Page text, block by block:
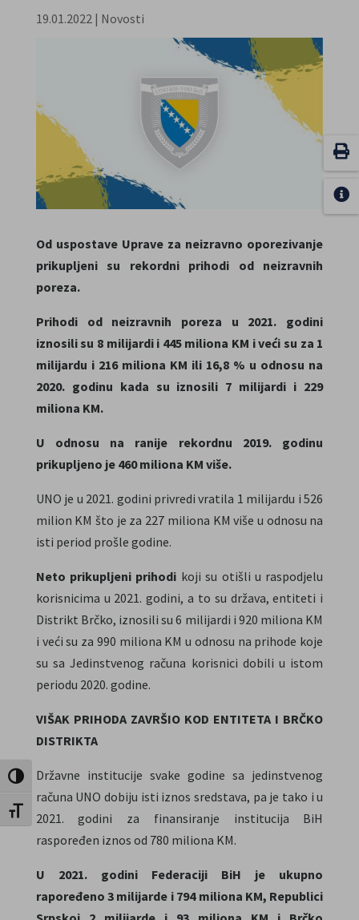
Uključi / isključi visoki kontrast
Uključi / isključi veličinu fonta
19.01.2022 | Novosti
Od uspostave Uprave za neizravno oporezivanje
prikupljeni su rekordni prihodi od neizravnih
poreza.
Prihodi od neizravnih poreza u 2021. godini
iznosili su 8 milijardi i 445 miliona KM i veći su za 1
milijardu i 216 miliona KM ili 16,8 % u odnosu na
2020. godinu kada su iznosili 7 milijardi i 229
miliona KM.
U odnosu na ranije rekordnu 2019. godinu
prikupljeno je 460 miliona KM više.
UNO je u 2021. godini privredi vratila 1 milijardu i 526
milion KM što je za 227 miliona KM više u odnosu na
isti period prošle godine.
Neto prikupljeni prihodi koji su otišli u raspodjelu
korisnicima u 2021. godini, a to su država, entiteti i
Distrikt Brčko, iznosili su 6 milijardi i 920 miliona KM
i veći su za 990 miliona KM u odnosu na prihode koje
su sa Jedinstvenog računa korisnici dobili u istom
periodu 2020. godine.
VIŠAK PRIHODA ZAVRŠIO KOD ENTITETA I BRČKO
DISTRIKTA
Državne institucije svake godine sa jedinstvenog
računa UNO dobiju isti iznos sredstava, pa je tako i u
2021. godini za finansiranje institucija BiH
raspoređen iznos od 780 miliona KM.
U 2021. godini Federaciji BiH je ukupno
rapoređeno 3 milijarde i 794 miliona KM, Republici